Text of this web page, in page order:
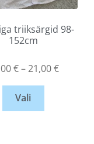
triiksärgid 98-
152cm
€–21,00€
Vali